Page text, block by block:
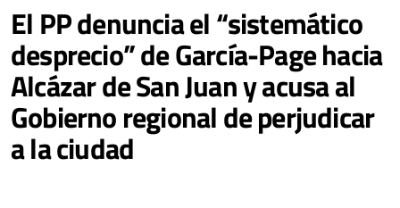
El PP denuncia el “sistemático
desprecio” de García-Page hacia
Alcázar de San Juan y acusa al
Gobierno regional de perjudicar
a la ciudad